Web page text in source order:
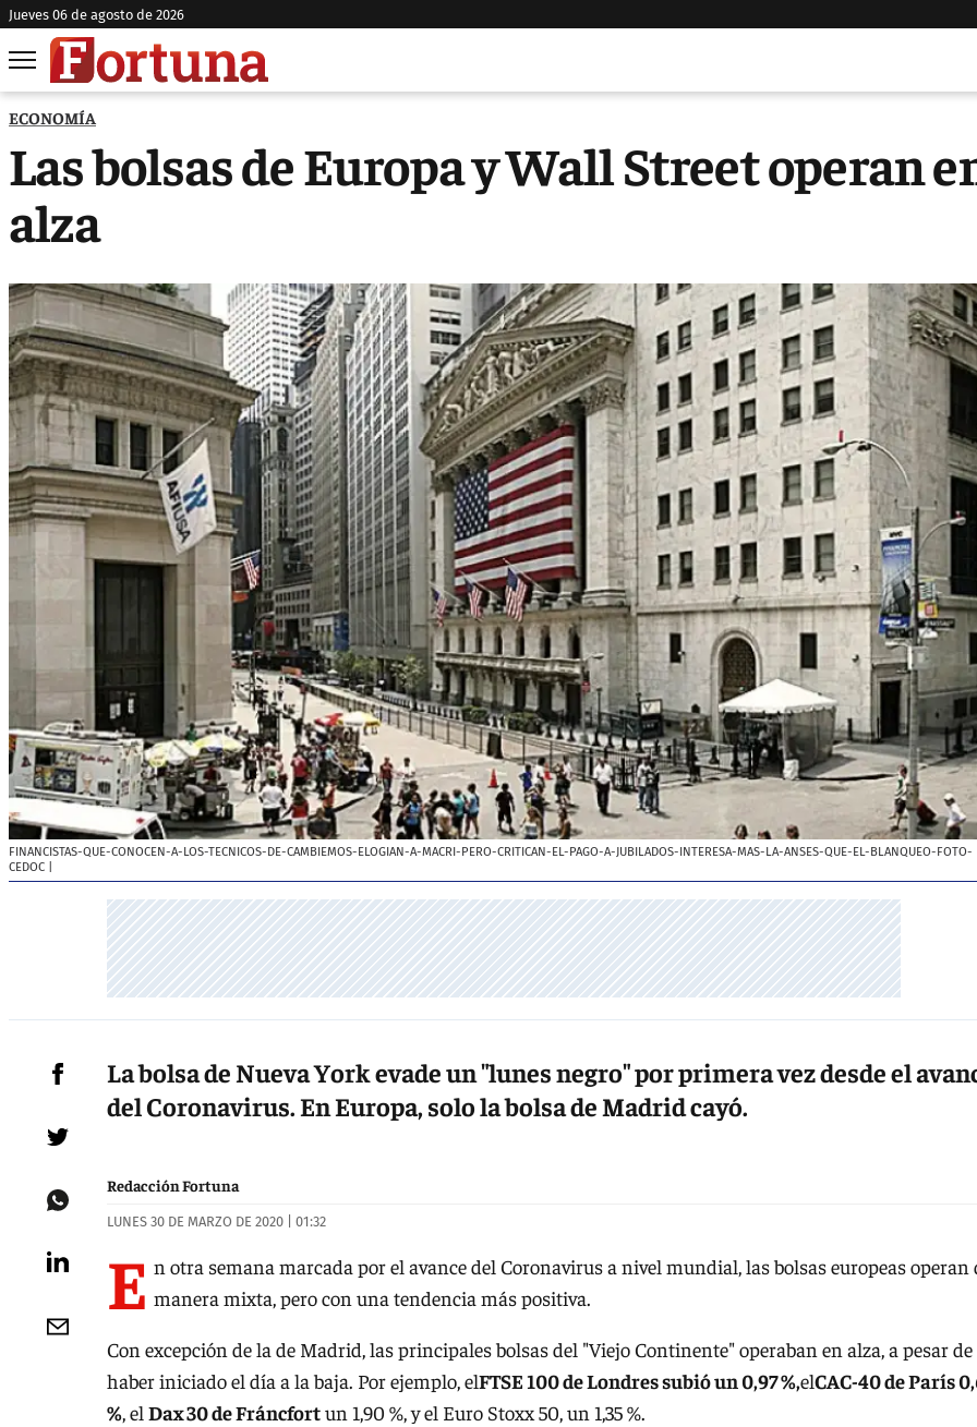
jueves 06 de agosto de 2026
ECONOMÍA
Las bolsas de Europa y Wall Street operan
alza
FINANCISTAS-QUE-CONOCEN-A-LOS-TECNICOS-DE-CAMBIEMOS-ELOGIAN-A-MACRI-PERO-CRITICAN-EL-PAGO-A-JUBILADOS-INTERESA-MAS-LA-ANSES-QUE-EL-BLANQUEO-FOTO-
CEDOC
La bolsa de Nueva York evade un "lunes negro" por primera vez desde el
del Coronavirus. En Europa, solo la bolsa de Madrid cayó.
Redacción Fortuna
LUNES 30 DE MARZO DE 2020 | 01:32
E n otra semana marcada por el avance del Coronavirus a nivel mundial, las bolsas europeas operan
manera mixta, pero con una tendencia más positiva.
Con excepción de la de Madrid, las principales bolsas del "Viejo Continente" operaban en alza, a pesar de
haber iniciado el día a la baja. Por ejemplo, elFTSE 100 de Londres subió un 0,97 %,elCAC-40 de París
%, el Dax 30 de Fráncfortun 1,90 %, y el Euro Stoxx 50, un 1,35 %.